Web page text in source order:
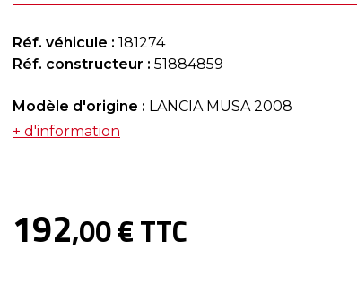
Réf. véhicule : 181274
Réf. constructeur : 51884859
Modèle d'origine : LANCIA MUSA 2008
+ d'information
192,00 € TTC